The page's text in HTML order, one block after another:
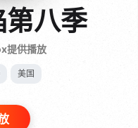
八季
提供播放
美国